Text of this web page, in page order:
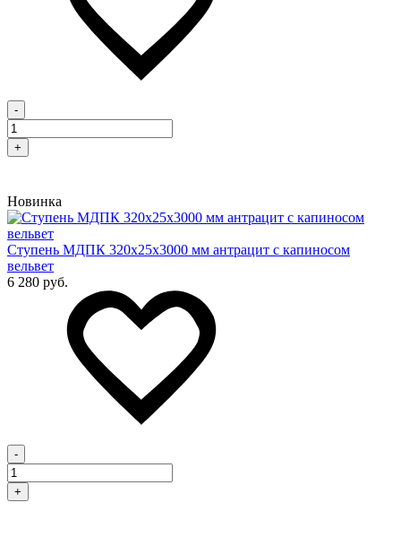
-
+
Новинка
Cтупень МДПК 320х25х3000 мм антрацит с капиносом
вельвет
6 280 руб.
-
+